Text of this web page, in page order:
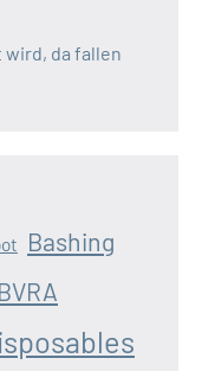
wird, da fallen
Bashing
BVRA